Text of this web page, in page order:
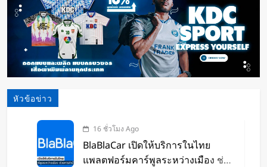
หัวข้อข่าว
16 ชั่วโมง Ago
BlaBlaCar เปิดให้บริการในไทย
แพลตฟอร์มคาร์พูลระหว่างเมือง ช่วย